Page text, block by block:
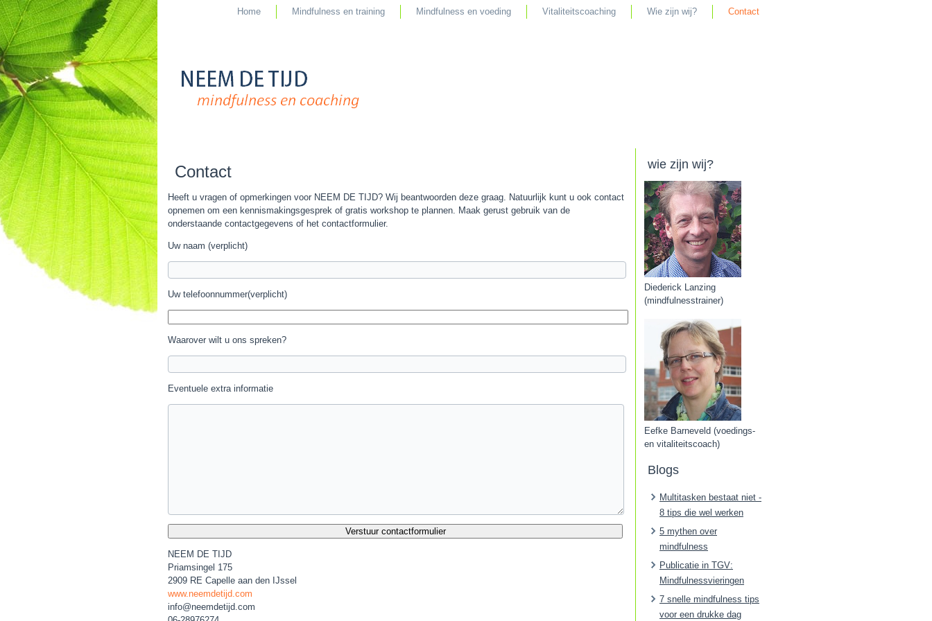
Home Mindfulness en training Mindfulness en voeding Vitaliteitscoaching Wie zijn wij? Contact
Contact
Heeft u vragen of opmerkingen voor NEEM DE TIJD? Wij beantwoorden deze graag. Natuurlijk kunt u ook contact
opnemen om een kennismakingsgesprek of gratis workshop te plannen. Maak gerust gebruik van de
onderstaande contactgegevens of het contactformulier.
Uw naam (verplicht)
Uw telefoonnummer(verplicht)
Waarover wilt u ons spreken?
Eventuele extra informatie
NEEM DE TIJD
Priamsingel 175
2909 RE Capelle aan den IJssel
www.neemdetijd.com
info@neemdetijd.com
wie zijn wij?
Diederick Lanzing
(mindfulnesstrainer)
Eefke Barneveld (voedings-
en vitaliteitscoach)
Blogs
Multitasken bestaat niet -
8 tips die wel werken
5 mythen over
mindfulness
Publicatie in TGV:
Mindfulnessvieringen
7 snelle mindfulness tips
voor een drukke dag